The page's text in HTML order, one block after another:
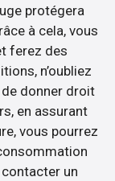
protégera
à cela, vous
ferez des
n’oubliez
donner droit
en assurant
vous pourrez
un